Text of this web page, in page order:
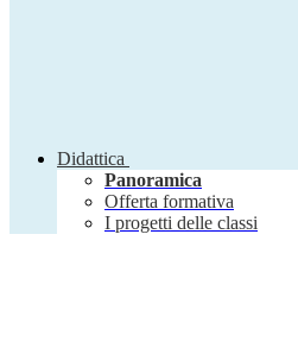
Didattica
Panoramica
Offerta formativa
I progetti delle classi